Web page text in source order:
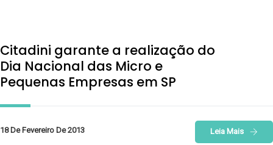
Citadini garante a realização do
Dia Nacional das Micro e
Pequenas Empresas em SP
18 De Fevereiro De 2013 Leia Mais